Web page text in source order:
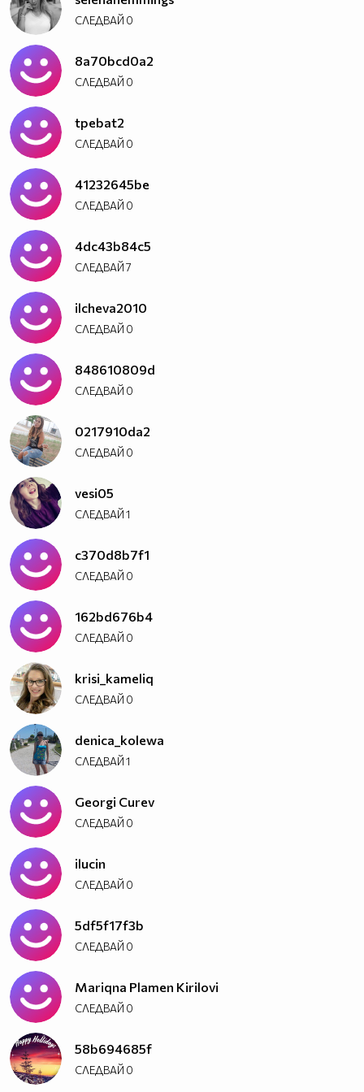
СЛЕДВАЙ 0
8a70bcd0a2
СЛЕДВАЙ 0
tpebat2
СЛЕДВАЙ 0
41232645be
СЛЕДВАЙ 0
4dc43b84c5
СЛЕДВАЙ7
ilcheva2010
СЛЕДВАЙ 0
848610809d
СЛЕДВАЙ 0
0217910da2
СЛЕДВАЙ 0
vesi05
СЛЕДВАЙ1
c370d8b7f1
СЛЕДВАЙ 0
162bd676b4
СЛЕДВАЙ 0
krisi_kameliq
СЛЕДВАЙ 0
denica_kolewa
СЛЕДВАЙ1
Georgi Curev
СЛЕДВАЙ 0
ilucin
СЛЕДВАЙ 0
5df5f17f3b
СЛЕДВАЙ 0
Mariqna Plamen Kirilovi
СЛЕДВАЙ 0
58b694685f
СЛЕДВАЙ 0